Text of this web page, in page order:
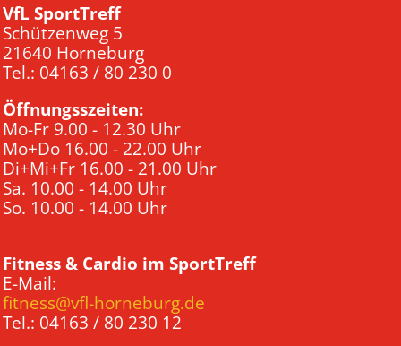
VfL SportTreff
Schützenweg 5
21640 Horneburg
Tel.: 04163 / 80 230 0
Öffnungsszeiten:
Mo-Fr 9.00 - 12.30 Uhr
Mo+Do 16.00 - 22.00 Uhr
Di+Mi+Fr 16.00 - 21.00 Uhr
Sa. 10.00 - 14.00 Uhr
So. 10.00 - 14.00 Uhr
Fitness & Cardio im SportTreff
E-Mail:
fitness@vfl-horneburg.de
Tel.: 04163 / 80 230 12